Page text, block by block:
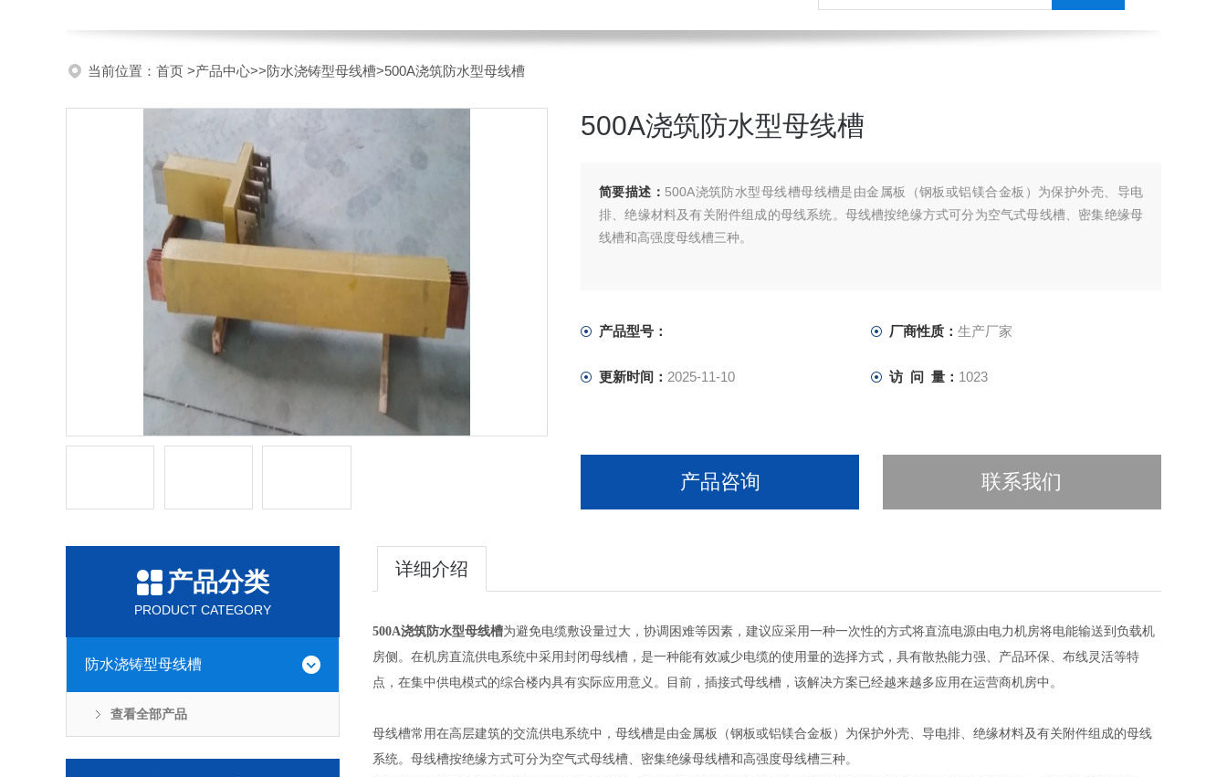
当前位置： 首页 >产品中心>>防水浇铸型母线槽>500A浇筑防水型母线槽
500A浇筑防水型母线槽
简要描述： 500A浇筑防水型母线槽母线槽是由金属板（钢板或铝镁合金板）为保护外壳、导电
排、绝缘材料及有关附件组成的母线系统。母线槽按绝缘方式可分为空气式母线槽、密集绝缘母
线槽和高强度母线槽三种。
产品型号： 厂商性质： 生产厂家
更新时间： 2025-11-10 访 问 量： 1023
产品咨询 联系我们
产品分类
PRODUCT CATEGORY
防水浇铸型母线槽
查看全部产品
详细介绍
500A浇筑防水型母线槽为避免电缆敷设量过大，协调困难等因素，建议应采用一种一次性的方式将直流电源由电力机房将电能输送到负载机
房侧。在机房直流供电系统中采用封闭母线槽，是一种能有效减少电缆的使用量的选择方式，具有散热能力强、产品环保、布线灵活等特
点，在集中供电模式的综合楼内具有实际应用意义。目前，插接式母线槽，该解决方案已经越来越多应用在运营商机房中。
母线槽常用在高层建筑的交流供电系统中，母线槽是由金属板（钢板或铝镁合金板）为保护外壳、导电排、绝缘材料及有关附件组成的母线
系统。母线槽按绝缘方式可分为空气式母线槽、密集绝缘母线槽和高强度母线槽三种。